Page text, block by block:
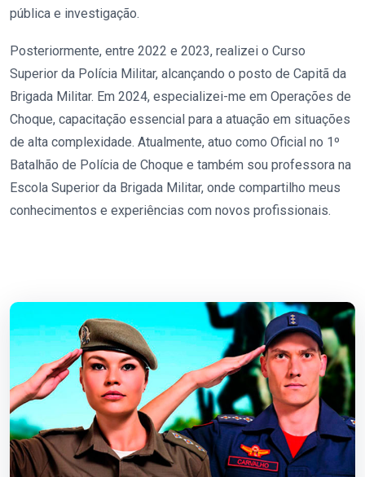
pública e investigação.
Posteriormente, entre 2022 e 2023, realizei o Curso
Superior da Polícia Militar, alcançando o posto de Capitã da
Brigada Militar. Em 2024, especializei-me em Operações de
Choque, capacitação essencial para a atuação em situações
de alta complexidade. Atualmente, atuo como Oficial no 1º
Batalhão de Polícia de Choque e também sou professora na
Escola Superior da Brigada Militar, onde compartilho meus
conhecimentos e experiências com novos profissionais.